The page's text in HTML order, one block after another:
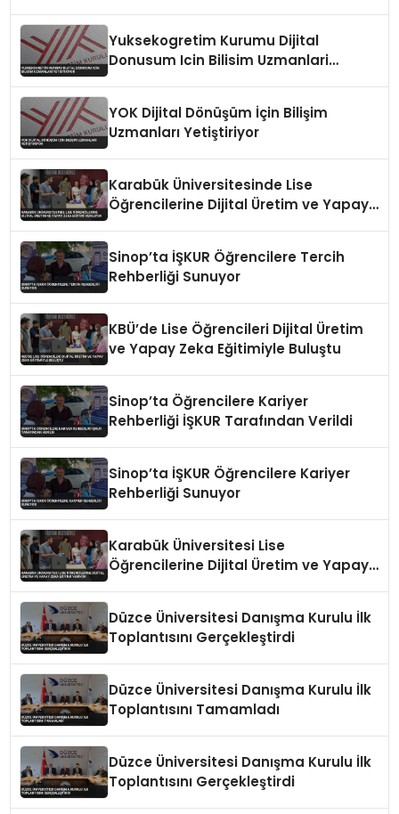
Yuksekogretim Kurumu Dijital
Donusum Icin Bilisim Uzmanlari
YOK Dijital Dönüşüm İçin Bilişim
Uzmanları Yetiştiriyor
Karabük Üniversitesinde Lise
Öğrencilerine Dijital Üretim ve Yapay
Sinop’ta İŞKUR Öğrencilere Tercih
Rehberliği Sunuyor
KBÜ’de Lise Öğrencileri Dijital Üretim
ve Yapay Zeka Eğitimiyle Buluştu
Sinop’ta Öğrencilere Kariyer
Rehberliği İŞKUR Tarafından Verildi
Sinop’ta İŞKUR Öğrencilere Kariyer
Rehberliği Sunuyor
Karabük Üniversitesi Lise
Öğrencilerine Dijital Üretim ve Yapay
Düzce Üniversitesi Danışma Kurulu İlk
Toplantısını Gerçekleştirdi
Düzce Üniversitesi Danışma Kurulu İlk
Toplantısını Tamamladı
Düzce Üniversitesi Danışma Kurulu İlk
Toplantısını Gerçekleştirdi